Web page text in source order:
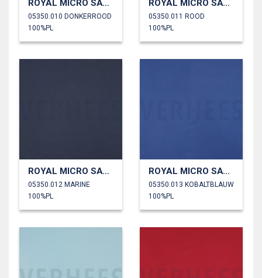
ROYAL MICRO SATIJN
05350.010 DONKERROOD
100%PL
ROYAL MICRO SATIJN
05350.011 ROOD
100%PL
ROYAL MICRO SATIJN
05350.012 MARINE
100%PL
ROYAL MICRO SATIJN
05350.013 KOBALTBLAUW
100%PL